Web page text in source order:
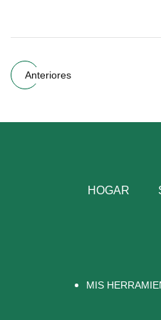
Anteriores
HOGAR
MIS